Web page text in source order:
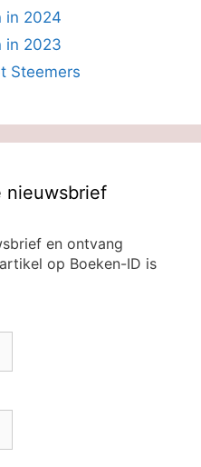
in 2024
in 2023
Steemers
nieuwsbrief
en ontvang
op Boeken-ID is